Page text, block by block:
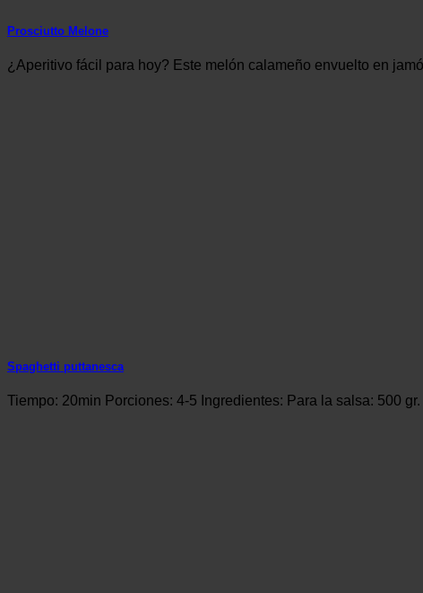
Prosciutto Melone
¿Aperitivo fácil para hoy? Este melón calameño envuelto en
Spaghetti puttanesca
Tiempo: 20min Porciones: 4-5 Ingredientes: Para la salsa: 500